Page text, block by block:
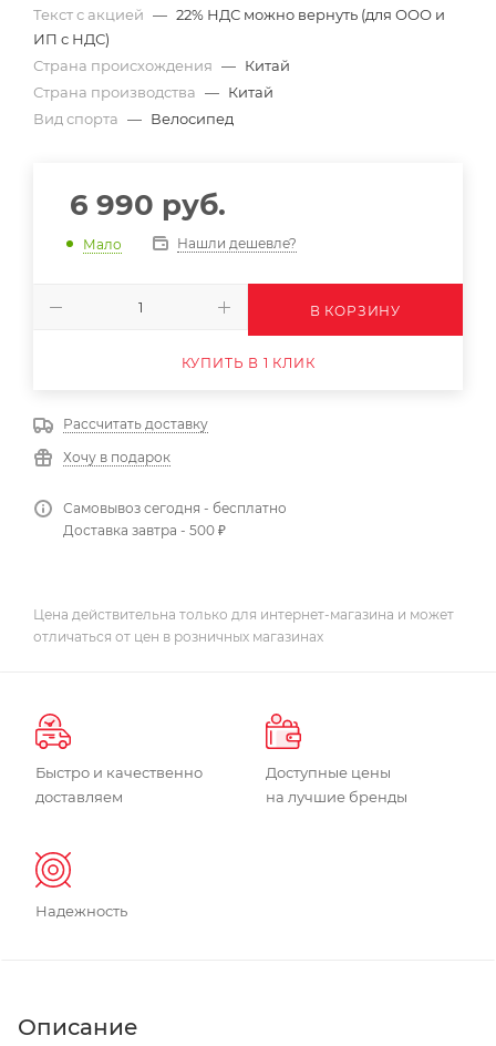
Текст с акцией — 22% НДС можно вернуть (для ООО и
ИП с НДС)
Страна происхождения — Китай
Страна производства — Китай
Вид спорта — Велосипед
6 990 руб.
Мало Нашли дешевле?
В КОРЗИНУ
КУПИТЬ В 1 КЛИК
Рассчитать доставку
Хочу в подарок
Самовывоз сегодня - бесплатно
Доставка завтра - 500 ₽
Цена действительна только для интернет-магазина и может
отличаться от цен в розничных магазинах
Быстро и качественно
доставляем
Доступные цены
на лучшие бренды
Надежность
Описание